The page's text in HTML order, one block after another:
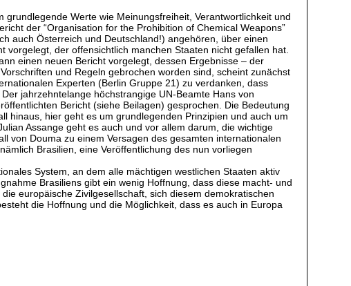
Werte wie Meinungsfreiheit, Verantwortlichkeit und
der “Organisation for the Prohibition of Chemical Weapons”
auch Österreich und Deutschland!) angehören, über einen
der offensichtlich manchen Staaten nicht gefallen hat.
einen neuen Bericht vorgelegt, dessen Ergebnisse – der
und Regeln gebrochen worden sind, scheint zunächst
Experten (Berlin Gruppe 21) zu verdanken, dass
jahrzehntelange höchstrangige UN-Beamte Hans von
Bericht (siehe Beilagen) gesprochen. Die Bedeutung
hinaus, hier geht es um grundlegenden Prinzipien und auch um
Assange geht es auch und vor allem darum, die wichtige
von Douma zu einem Versagen des gesamten internationalen
Brasilien, eine Veröffentlichung des nun vorliegen
System, an dem alle mächtigen westlichen Staaten aktiv
Brasiliens gibt ein wenig Hoffnung, dass diese macht- und
europäische Zivilgesellschaft, sich diesem demokratischen
die Hoffnung und die Möglichkeit, dass es auch in Europa